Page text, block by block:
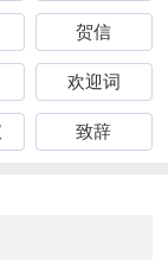
贺信
欢迎词
致辞